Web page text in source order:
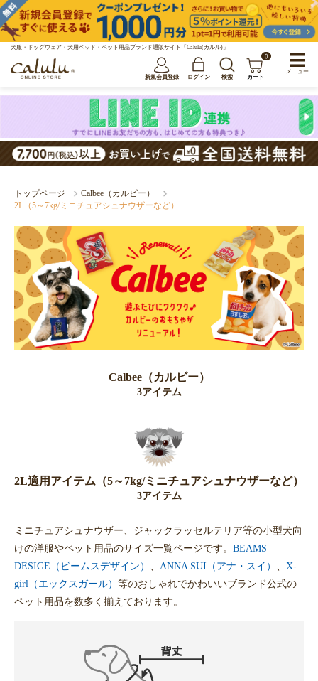
犬服・ドッグウェア・犬用ベッド・ペット用品ブランド通販サイト「Calulu(カルル)」
新規会員登録 ログイン 検索
0
カート
トップページ
Calbee（カルビー）
2L（5～7kg/ミニチュアシュナウザーなど）
Calbee（カルビー）
3アイテム
2L適用アイテム（5～7kg/ミニチュアシュナウザーなど）
3アイテム
ミニチュアシュナウザー、ジャックラッセルテリア等の小型犬向
けの洋服やペット用品のサイズ一覧ページです。 BEAMS
DESIGE（ビームスデザイン） 、 ANNA SUI（アナ・スイ） 、 X-
girl（エックスガール） 等のおしゃれでかわいいブランド公式の
ペット用品を数多く揃えております。
メニュー